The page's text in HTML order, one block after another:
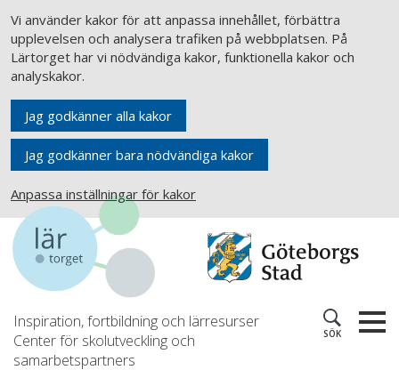
Vi använder kakor för att anpassa innehållet, förbättra
upplevelsen och analysera trafiken på webbplatsen. På
Lärtorget har vi nödvändiga kakor, funktionella kakor och
analyskakor.
Jag godkänner alla kakor
Jag godkänner bara nödvändiga kakor
Anpassa inställningar för kakor
Inspiration, fortbildning och lärresurser
Center för skolutveckling och
samarbetspartners
SÖK